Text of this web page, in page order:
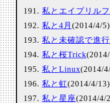
私とエイプリル
私と4月 (2014/4/5)
私と未確認で進
私と桜Trick
私とLinux(2014/
私と虹(2014/4/13)
私と星座(2014/4/